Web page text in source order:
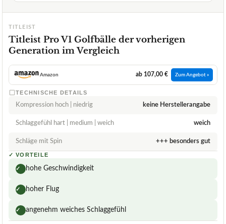
TITLEIST
Titleist Pro V1 Golfbälle der vorherigen
Generation im Vergleich
Amazon ab 107,00 € Zum Angebot »
TECHNISCHE DETAILS
Kompression hoch | niedrig keine Herstellerangabe
Schlaggefühl hart | medium | weich weich
Schläge mit Spin +++ besonders gut
✓ VORTEILE
✓ hohe Geschwindigkeit
✓ hoher Flug
✓ angenehm weiches Schlaggefühl